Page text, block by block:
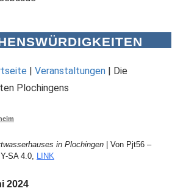
| Veranstaltungen | Die
Plochingens
in Plochingen | Von Pjt56 –
SA 4.0, LINK
2024